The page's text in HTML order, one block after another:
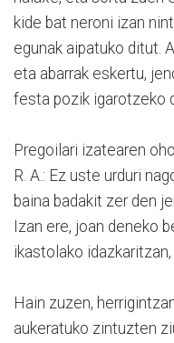
kide bat neroni izan
egunak aipatuko ditut.
eta abarrak eskertu,
festa pozik igarotzeko
Pregoilari izatearen
R. A.: Ez uste urduri
baina badakit zer den
Izan ere, joan deneko
ikastolako idazkaritzan,
Hain zuzen,
aukeratuko zintuzten